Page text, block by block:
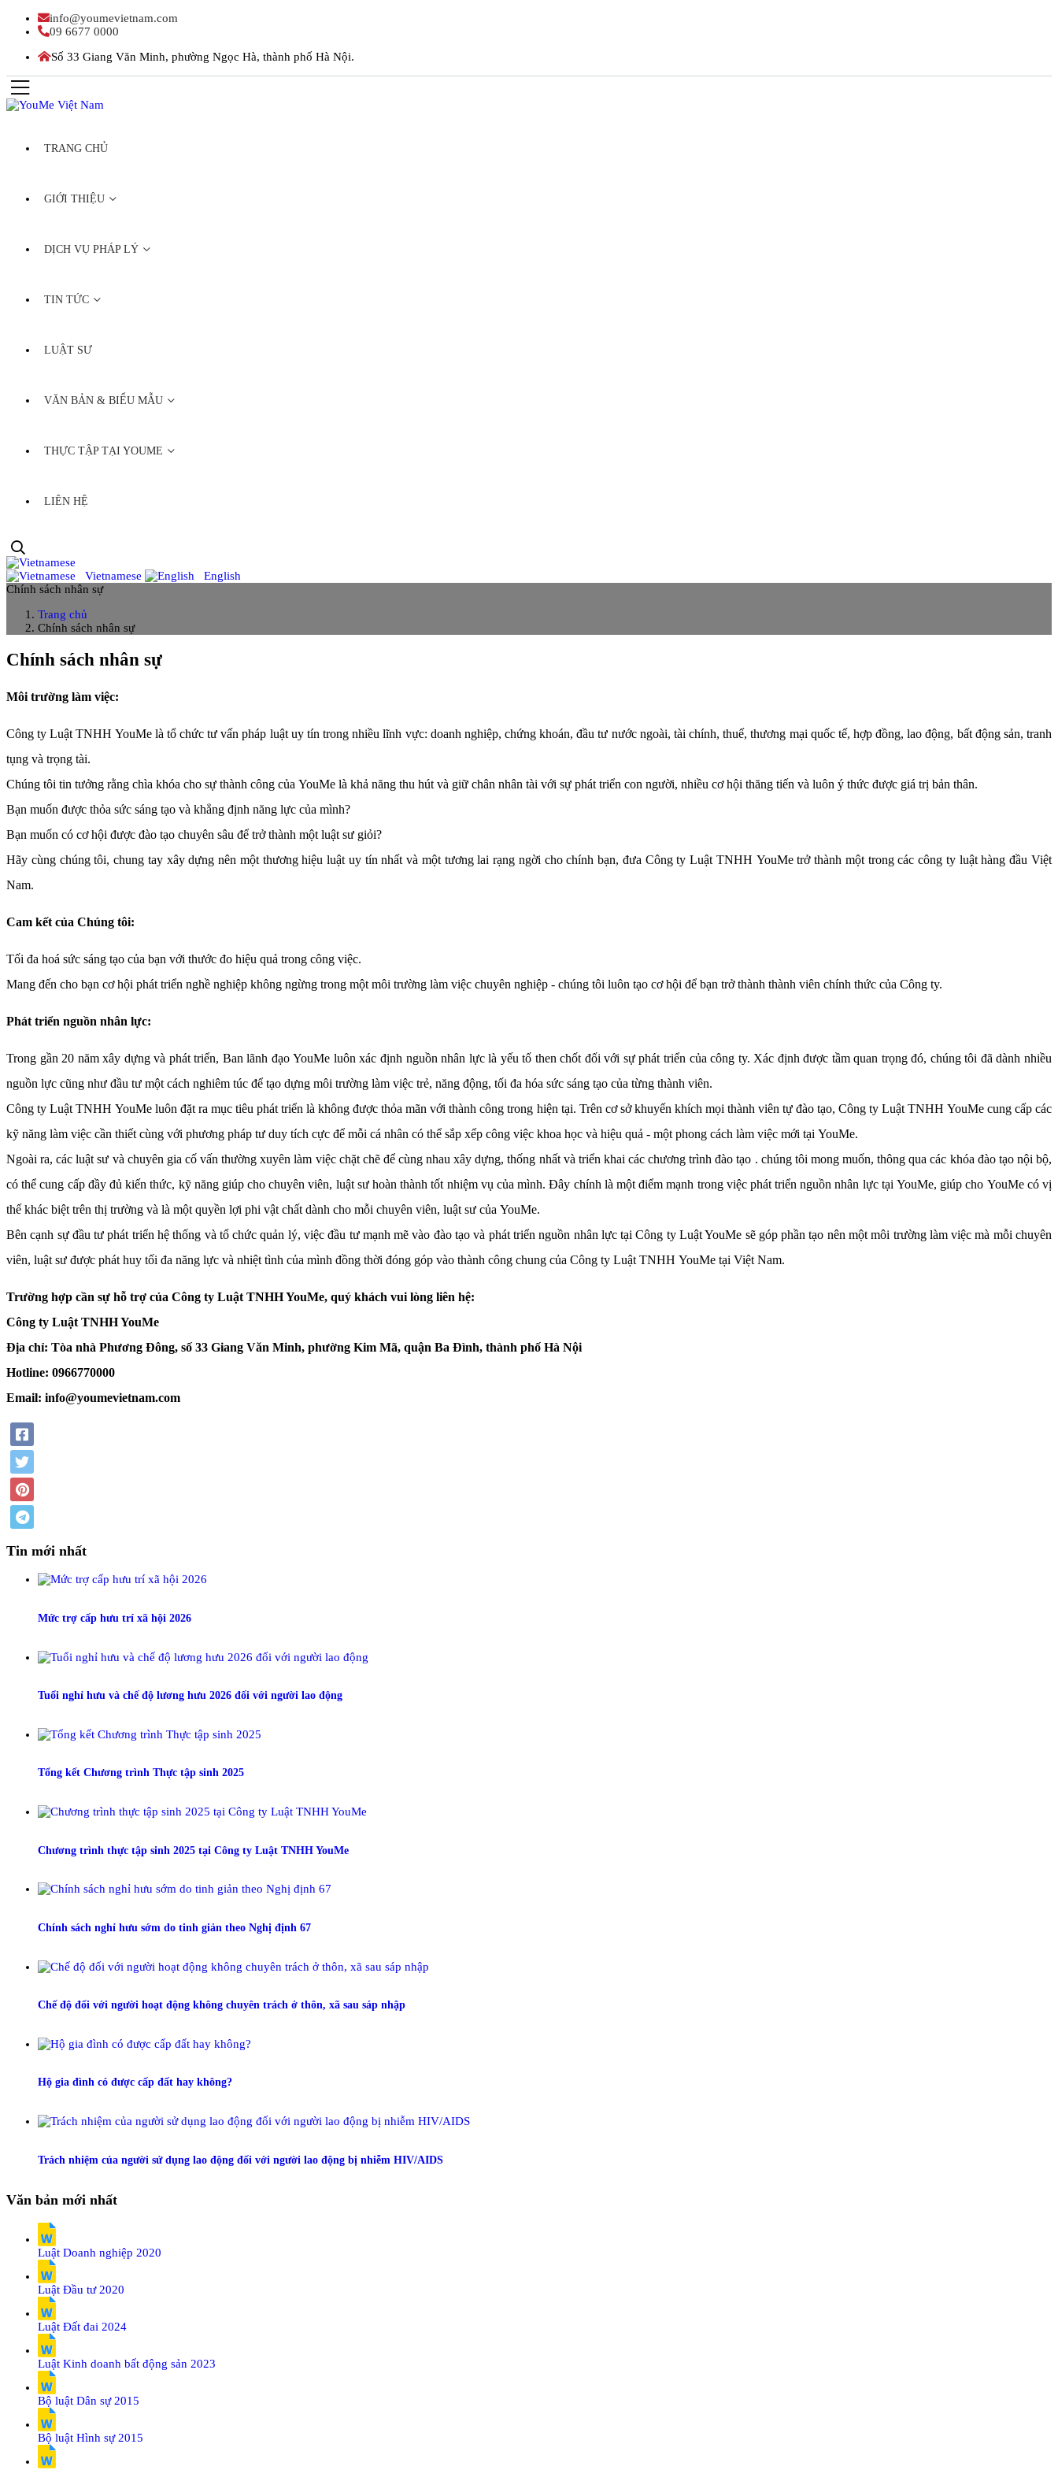
info@youmevietnam.com
09 6677 0000
Số 33 Giang Văn Minh, phường Ngọc Hà, thành phố Hà Nội.
TRANG CHỦ
GIỚI THIỆU
DỊCH VỤ PHÁP LÝ
TIN TỨC
LUẬT SƯ
VĂN BẢN & BIỂU MẪU
THỰC TẬP TẠI YOUME
LIÊN HỆ
Vietnamese
English
Chính sách nhân sự
Trang chủ
Chính sách nhân sự
Chính sách nhân sự
Môi trường làm việc:
Công ty Luật TNHH YouMe là tổ chức tư vấn pháp luật uy tín trong nhiều lĩnh vực: doanh nghiệp, chứng khoán, đầu tư nước ngoài, tài chính, thuế, thương mại quốc tế, hợp đồng, lao động, bất động sản, tranh
tụng và trọng tài.
Chúng tôi tin tưởng rằng chìa khóa cho sự thành công của YouMe là khả năng thu hút và giữ chân nhân tài với sự phát triển con người, nhiều cơ hội thăng tiến và luôn ý thức được giá trị bản thân.
Bạn muốn được thỏa sức sáng tạo và khẳng định năng lực của mình?
Bạn muốn có cơ hội được đào tạo chuyên sâu để trở thành một luật sư giỏi?
Hãy cùng chúng tôi, chung tay xây dựng nên một thương hiệu luật uy tín nhất và một tương lai rạng ngời cho chính bạn, đưa Công ty Luật TNHH YouMe trở thành một trong các công ty luật hàng đầu Việt
Nam.
Cam kết của Chúng tôi:
Tối đa hoá sức sáng tạo của bạn với thước đo hiệu quả trong công việc.
Mang đến cho bạn cơ hội phát triển nghề nghiệp không ngừng trong một môi trường làm việc chuyên nghiệp - chúng tôi luôn tạo cơ hội để bạn trở thành thành viên chính thức của Công ty.
Phát triển nguồn nhân lực:
Trong gần 20 năm xây dựng và phát triển, Ban lãnh đạo YouMe luôn xác định nguồn nhân lực là yếu tố then chốt đối với sự phát triển của công ty. Xác định được tầm quan trọng đó, chúng tôi đã dành nhiều
nguồn lực cũng như đầu tư một cách nghiêm túc để tạo dựng môi trường làm việc trẻ, năng động, tối đa hóa sức sáng tạo của từng thành viên.
Công ty Luật TNHH YouMe luôn đặt ra mục tiêu phát triển là không được thỏa mãn với thành công trong hiện tại. Trên cơ sở khuyến khích mọi thành viên tự đào tạo, Công ty Luật TNHH YouMe cung cấp các
kỹ năng làm việc cần thiết cùng với phương pháp tư duy tích cực để mỗi cá nhân có thể sắp xếp công việc khoa học và hiệu quả - một phong cách làm việc mới tại YouMe.
Ngoài ra, các luật sư và chuyên gia cố vấn thường xuyên làm việc chặt chẽ để cùng nhau xây dựng, thống nhất và triển khai các chương trình đào tạo . chúng tôi mong muốn, thông qua các khóa đào tạo nội bộ,
có thể cung cấp đầy đủ kiến thức, kỹ năng giúp cho chuyên viên, luật sư hoàn thành tốt nhiệm vụ của mình. Đây chính là một điểm mạnh trong việc phát triển nguồn nhân lực tại YouMe, giúp cho YouMe có vị
thế khác biệt trên thị trường và là một quyền lợi phi vật chất dành cho mỗi chuyên viên, luật sư của YouMe.
Bên cạnh sự đầu tư phát triển hệ thống và tổ chức quản lý, việc đầu tư mạnh mẽ vào đào tạo và phát triển nguồn nhân lực tại Công ty Luật YouMe sẽ góp phần tạo nên một môi trường làm việc mà mỗi chuyên
viên, luật sư được phát huy tối đa năng lực và nhiệt tình của mình đồng thời đóng góp vào thành công chung của Công ty Luật TNHH YouMe tại Việt Nam.
Trường hợp cần sự hỗ trợ của Công ty Luật TNHH YouMe, quý khách vui lòng liên hệ:
Công ty Luật TNHH YouMe
Địa chỉ: Tòa nhà Phương Đông, số 33 Giang Văn Minh, phường Kim Mã, quận Ba Đình, thành phố Hà Nội
Hotline: 0966770000
Email: info@youmevietnam.com
Tin mới nhất
Mức trợ cấp hưu trí xã hội 2026
Tuổi nghỉ hưu và chế độ lương hưu 2026 đối với người lao động
Tổng kết Chương trình Thực tập sinh 2025
Chương trình thực tập sinh 2025 tại Công ty Luật TNHH YouMe
Chính sách nghỉ hưu sớm do tinh giản theo Nghị định 67
Chế độ đối với người hoạt động không chuyên trách ở thôn, xã sau sáp nhập
Hộ gia đình có được cấp đất hay không?
Trách nhiệm của người sử dụng lao động đối với người lao động bị nhiễm HIV/AIDS
Văn bản mới nhất
Luật Doanh nghiệp 2020
Luật Đầu tư 2020
Luật Đất đai 2024
Luật Kinh doanh bất động sản 2023
Bộ luật Dân sự 2015
Bộ luật Hình sự 2015